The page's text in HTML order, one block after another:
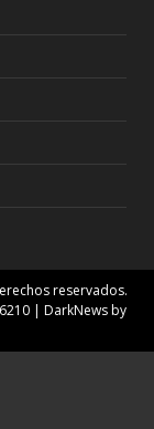
reservados.
| DarkNewsby